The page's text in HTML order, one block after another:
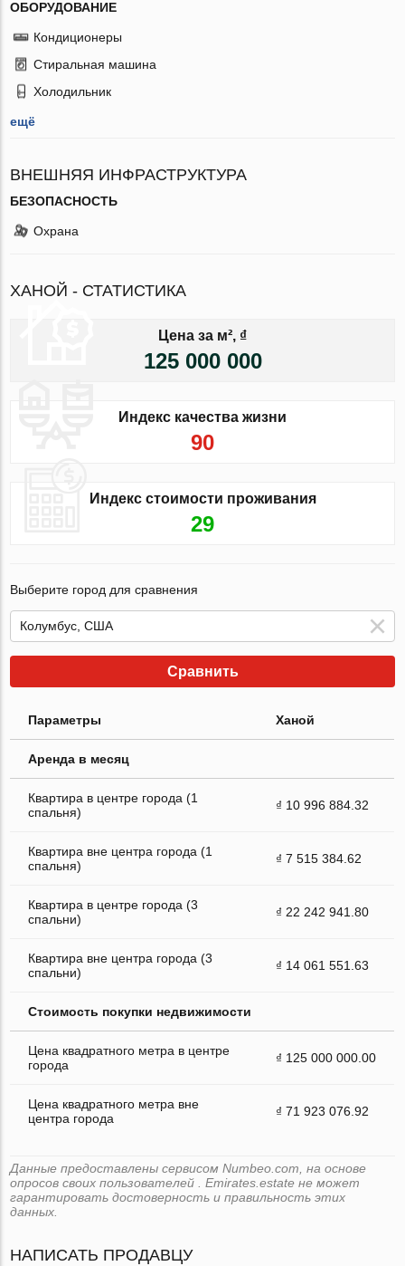
ОБОРУДОВАНИЕ
Кондиционеры
Стиральная машина
Холодильник
ещё
ВНЕШНЯЯ ИНФРАСТРУКТУРА
БЕЗОПАСНОСТЬ
Охрана
ХАНОЙ - СТАТИСТИКА
Цена за м², ₫
125 000 000
Индекс качества жизни
90
Индекс стоимости проживания
29
Выберите город для сравнения
Сравнить
Параметры Ханой
Аренда в месяц
Квартира в центре города (1
спальня)
₫ 10 996 884.32
Квартира вне центра города (1
спальня)
₫ 7 515 384.62
Квартира в центре города (3
спальни)
₫ 22 242 941.80
Квартира вне центра города (3
спальни)
₫ 14 061 551.63
Стоимость покупки недвижимости
Цена квадратного метра в центре
города
₫ 125 000 000.00
Цена квадратного метра вне
центра города
₫ 71 923 076.92
Данные предоставлены сервисом Numbeo.com, на основе
опросов своих пользователей . Emirates.estate не может
гарантировать достоверность и правильность этих
данных.
НАПИСАТЬ ПРОДАВЦУ